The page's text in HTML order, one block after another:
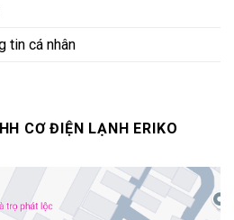
tin cá nhân
CƠ ĐIỆN LẠNH ERIKO